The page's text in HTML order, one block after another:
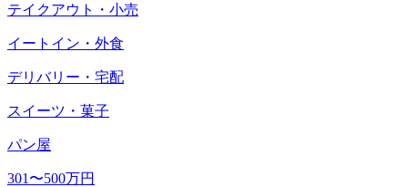
テイクアウト・小売
イートイン・外食
デリバリー・宅配
スイーツ・菓子
パン屋
301〜500万円